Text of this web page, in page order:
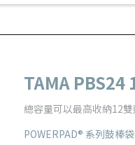
TAMA PBS24
總容量可以最高收納12
POWERPAD® 系列鼓棒